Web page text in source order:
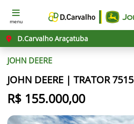
menu
D.Carvalho Araçatuba
JOHN DEERE
JOHN DEERE | TRATOR 7515
R$ 155.000,00